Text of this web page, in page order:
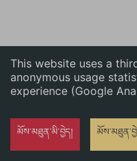
This website uses a
anonymous usage
experience (Google
མོས་མཐུན་མི་བྱེད།